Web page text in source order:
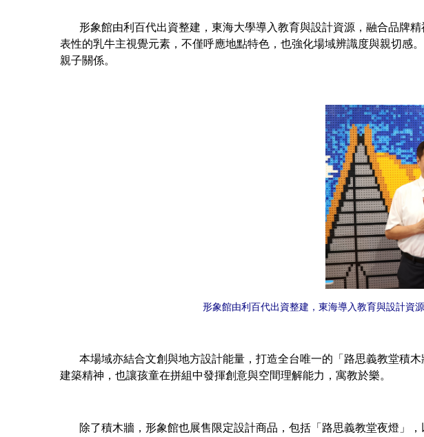
形象館由利百代出資整建，東海大學導入教育與設計資源，融合品牌
表性的乳牛主視覺元素，不僅呼應地點特色，也強化場域辨識度與親切感
親子關係。
形象館由利百代出資整建，東海導入教育與設計資
本場域亦結合文創與地方設計能量，打造全台唯一的「路思義教堂積
建築精神，也讓孩童在拼組中發揮創意與空間理解能力，寓教於樂。
除了積木牆，形象館也展售限定設計商品，包括「路思義教堂夜燈」